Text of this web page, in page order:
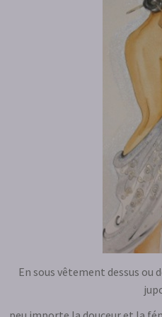
En sous vêtement dessus ou